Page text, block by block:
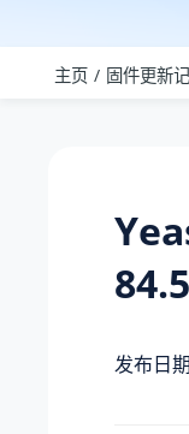
主页 固件更新
发布日